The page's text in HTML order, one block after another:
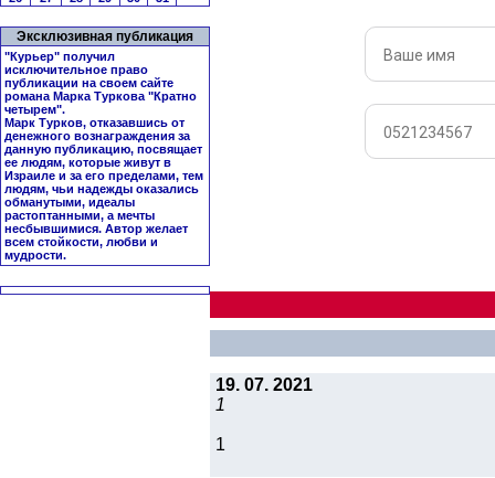
Эксклюзивная публикация
"Курьер" получил
исключительное право
публикации на своем сайте
романа Марка Туркова "Кратно
четырем".
Марк Турков, отказавшись от
денежного вознаграждения за
данную публикацию, посвящает
ее людям, которые живут в
Израиле и за его пределами, тем
людям, чьи надежды оказались
обманутыми, идеалы
растоптанными, а мечты
несбывшимися. Автор желает
всем стойкости, любви и
мудрости.
19. 07. 2021
1
1